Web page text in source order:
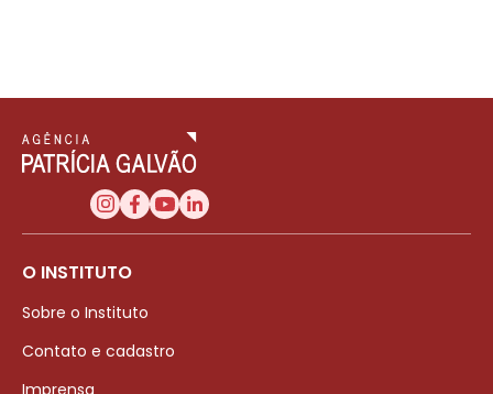
O INSTITUTO
Sobre o Instituto
Contato e cadastro
Imprensa